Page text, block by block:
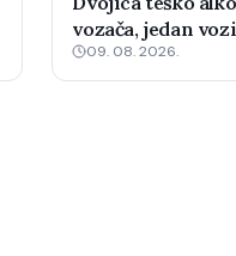
vozača, jedan
09. 08. 2026.